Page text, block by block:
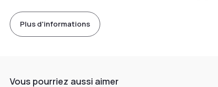
Plus d'informations
Vous pourriez aussi aimer